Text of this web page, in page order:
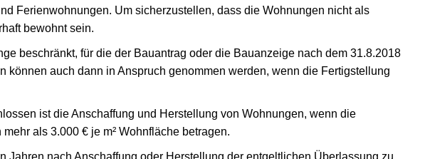
Ferienwohnungen. Um sicherzustellen, dass die Wohnungen nicht als
bewohnt sein.
beschränkt, für die der Bauantrag oder die Bauanzeige nach dem 31.8.2018
auch dann in Anspruch genommen werden, wenn die Fertigstellung
ist die Anschaffung und Herstellung von Wohnungen, wenn die
als 3.000 € je m² Wohnfläche betragen.
Jahren nach Anschaffung oder Herstellung der entgeltlichen Überlassung zu